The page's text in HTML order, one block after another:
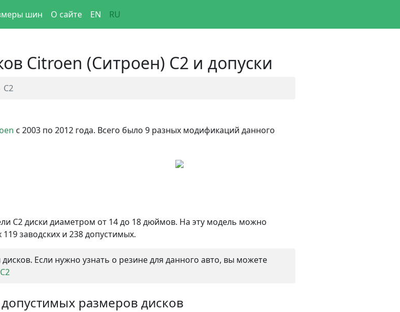
шин О сайте EN RU
Citroen (Ситроен) C2 и допуски
C2
с 2003 по 2012 года. Всего было 9 разных модификаций данного
C2 диски диаметром от 14 до 18 дюймов. На эту модель можно
заводских и 238 допустимых.
Если нужно узнать о резине для данного авто, вы можете
размеров дисков